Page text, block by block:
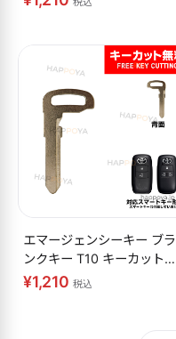
エマージェンシーキー ブラ
ンクキー T10 キーカット無
料
¥1,210 税込